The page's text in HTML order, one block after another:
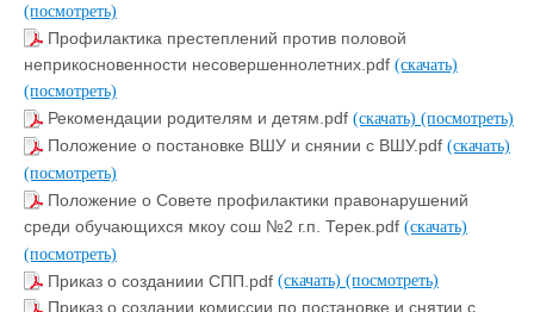
(посмотреть)
Профилактика престеплений против половой
неприкосновенности несовершеннолетних.pdf (скачать)
(посмотреть)
Рекомендации родителям и детям.pdf (скачать) (посмотреть)
Положение о постановке ВШУ и снянии с ВШУ.pdf (скачать)
(посмотреть)
Положение о Совете профилактики правонарушений
среди обучающихся мкоу сош №2 г.п. Терек.pdf (скачать)
(посмотреть)
Приказ о созданиии СПП.pdf (скачать) (посмотреть)
Приказ о создании комиссии по постановке и снятии с